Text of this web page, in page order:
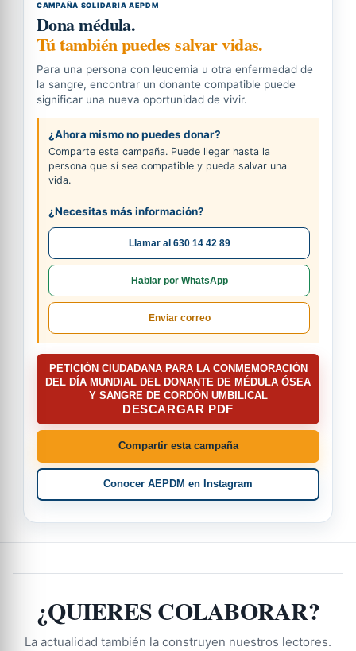
CAMPAÑA SOLIDARIA AEPDM
Dona médula.
Tú también puedes salvar vidas.
Para una persona con leucemia u otra enfermedad de
la sangre, encontrar un donante compatible puede
significar una nueva oportunidad de vivir.
¿Ahora mismo no puedes donar?
Comparte esta campaña. Puede llegar hasta la
persona que sí sea compatible y pueda salvar una
vida.
¿Necesitas más información?
Llamar al 630 14 42 89
Hablar por WhatsApp
Enviar correo
PETICIÓN CIUDADANA PARA LA CONMEMORACIÓN
DEL DÍA MUNDIAL DEL DONANTE DE MÉDULA ÓSEA
Y SANGRE DE CORDÓN UMBILICAL
DESCARGAR PDF
Compartir esta campaña
Conocer AEPDM en Instagram
¿QUIERES COLABORAR?
La actualidad también la construyen nuestros lectores.